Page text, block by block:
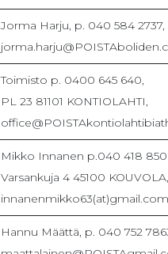
Jorma Harju, p. 040 584 2737,
Toimisto p. 0400 645 640,
PL 23 81101 KONTIOLAHTI,
Mikko Innanen p.040 418
Varsankuja 4 45100 KOUVOLA,
innanenmikko63(at)gmail.com
Hannu Määttä, p. 040 752